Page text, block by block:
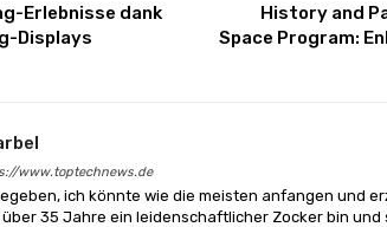
Erlebnisse dank
Displays
History and
Space Program:
www.toptechnews.de
ich könnte wie die meisten anfangen und
35 Jahre ein leidenschaftlicher Zocker bin